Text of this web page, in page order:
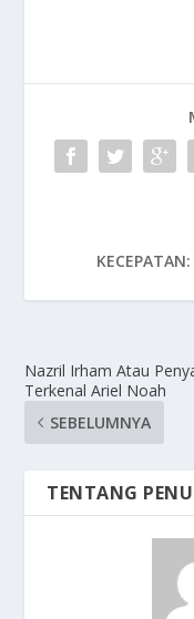
KECEPATAN:
Nazril Irham Atau
Terkenal Ariel Noah
SEBELUMNYA
TENTANG